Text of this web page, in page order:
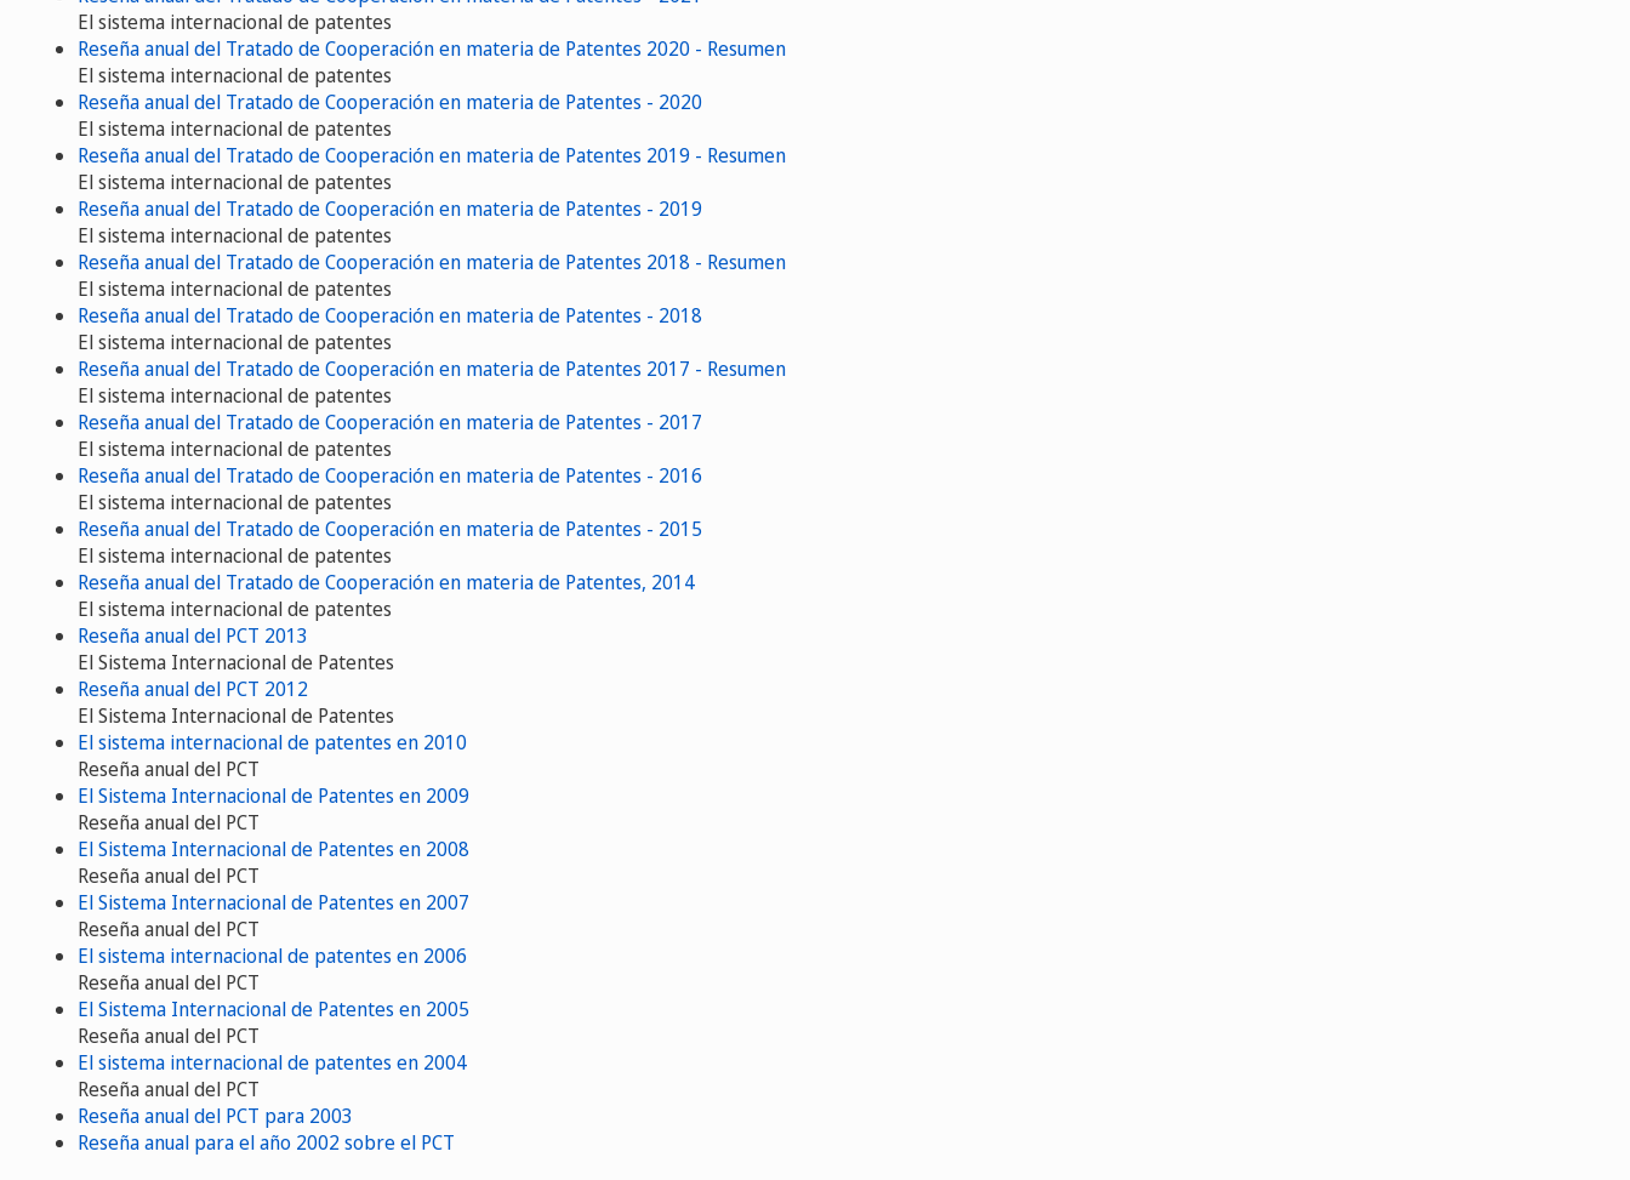
El sistema internacional de patentes
Reseña anual del Tratado de Cooperación en materia de Patentes 2020 - Resumen
El sistema internacional de patentes
Reseña anual del Tratado de Cooperación en materia de Patentes - 2020
El sistema internacional de patentes
Reseña anual del Tratado de Cooperación en materia de Patentes 2019 - Resumen
El sistema internacional de patentes
Reseña anual del Tratado de Cooperación en materia de Patentes - 2019
El sistema internacional de patentes
Reseña anual del Tratado de Cooperación en materia de Patentes 2018 - Resumen
El sistema internacional de patentes
Reseña anual del Tratado de Cooperación en materia de Patentes - 2018
El sistema internacional de patentes
Reseña anual del Tratado de Cooperación en materia de Patentes 2017 - Resumen
El sistema internacional de patentes
Reseña anual del Tratado de Cooperación en materia de Patentes - 2017
El sistema internacional de patentes
Reseña anual del Tratado de Cooperación en materia de Patentes - 2016
El sistema internacional de patentes
Reseña anual del Tratado de Cooperación en materia de Patentes - 2015
El sistema internacional de patentes
Reseña anual del Tratado de Cooperación en materia de Patentes, 2014
El sistema internacional de patentes
Reseña anual del PCT 2013
El Sistema Internacional de Patentes
Reseña anual del PCT 2012
El Sistema Internacional de Patentes
El sistema internacional de patentes en 2010
Reseña anual del PCT
El Sistema Internacional de Patentes en 2009
Reseña anual del PCT
El Sistema Internacional de Patentes en 2008
Reseña anual del PCT
El Sistema Internacional de Patentes en 2007
Reseña anual del PCT
El sistema internacional de patentes en 2006
Reseña anual del PCT
El Sistema Internacional de Patentes en 2005
Reseña anual del PCT
El sistema internacional de patentes en 2004
Reseña anual del PCT
Reseña anual del PCT para 2003
Reseña anual para el año 2002 sobre el PCT